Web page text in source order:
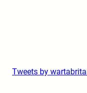
Tweets by